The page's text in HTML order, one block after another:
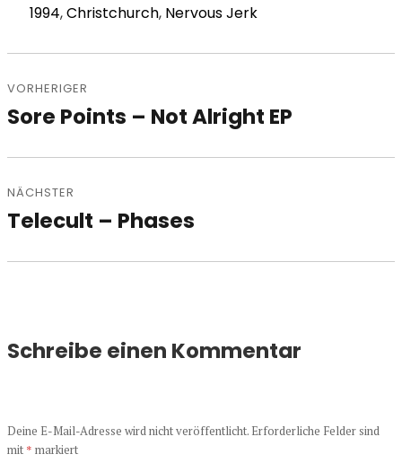
Schlagwörter
1994,Christchurch, Nervous Jerk
VORHERIGER
Vorheriger
Sore Points – Not Alright EP
NÄCHSTER
Nächster
Telecult – Phases
Schreibe einen Kommentar
Deine E-Mail-Adresse wird nicht veröffentlicht. Erforderliche Felder sind
mit * markiert